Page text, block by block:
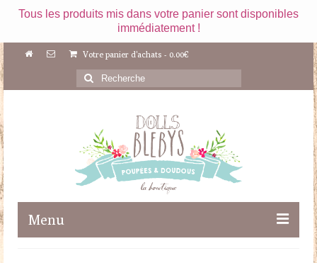
Tous les produits mis dans votre panier sont disponibles
immédiatement !
Votre panier d'achats - 0.00€
Rechercher
:
Menu